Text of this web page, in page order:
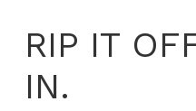
RIP IT
IN.